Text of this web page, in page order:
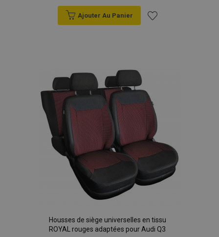
Ajouter Au Panier
d'achats
Housses de siège universelles en tissu
ROYAL rouges adaptées pour Audi Q3